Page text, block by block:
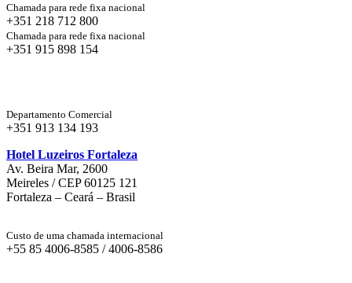
Chamada para rede fixa nacional
+351 218 712 800
Chamada para rede fixa nacional
+351 915 898 154
Departamento Comercial
+351 913 134 193
Hotel Luzeiros Fortaleza
Av. Beira Mar, 2600
Meireles / CEP 60125 121
Fortaleza – Ceará – Brasil
Custo de uma chamada internacional
+55 85 4006-8585 / 4006-8586